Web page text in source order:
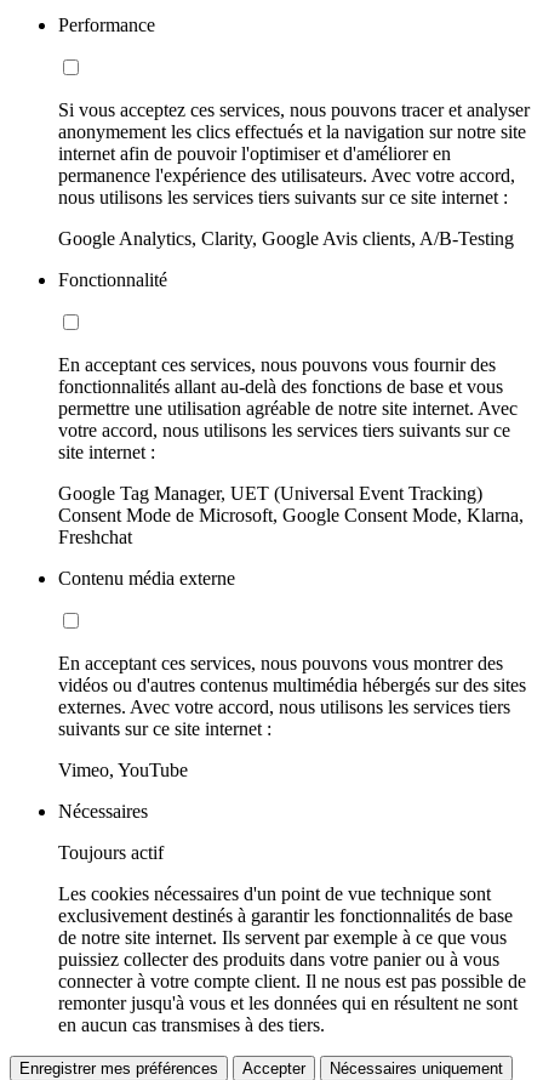
Performance
Si vous acceptez ces services, nous pouvons tracer et analyser
anonymement les clics effectués et la navigation sur notre site
internet afin de pouvoir l'optimiser et d'améliorer en
permanence l'expérience des utilisateurs. Avec votre accord,
nous utilisons les services tiers suivants sur ce site internet :
Google Analytics, Clarity, Google Avis clients, A/B-Testing
Fonctionnalité
En acceptant ces services, nous pouvons vous fournir des
fonctionnalités allant au-delà des fonctions de base et vous
permettre une utilisation agréable de notre site internet. Avec
votre accord, nous utilisons les services tiers suivants sur ce
site internet :
Google Tag Manager, UET (Universal Event Tracking)
Consent Mode de Microsoft, Google Consent Mode, Klarna,
Freshchat
Contenu média externe
En acceptant ces services, nous pouvons vous montrer des
vidéos ou d'autres contenus multimédia hébergés sur des sites
externes. Avec votre accord, nous utilisons les services tiers
suivants sur ce site internet :
Vimeo, YouTube
Nécessaires
Toujours actif
Les cookies nécessaires d'un point de vue technique sont
exclusivement destinés à garantir les fonctionnalités de base
de notre site internet. Ils servent par exemple à ce que vous
puissiez collecter des produits dans votre panier ou à vous
connecter à votre compte client. Il ne nous est pas possible de
remonter jusqu'à vous et les données qui en résultent ne sont
en aucun cas transmises à des tiers.
Enregistrer mes préférences Accepter Nécessaires uniquement